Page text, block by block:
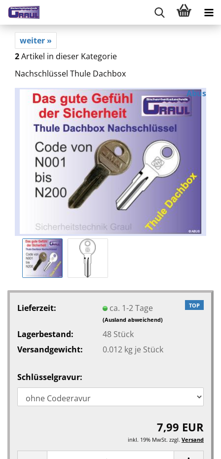
weiter »
2Artikel in dieser Kategorie
Nachschlüssel Thule Dachbox
Abus
TOP
Lieferzeit: ca. 1-2 Tage
(Ausland abweichend)
Lagerbestand: 48 Stück
Versandgewicht:
0.012kg je Stück
Schlüsselgravur:
7,99 EUR
inkl. 19% MwSt. zzgl. Versand